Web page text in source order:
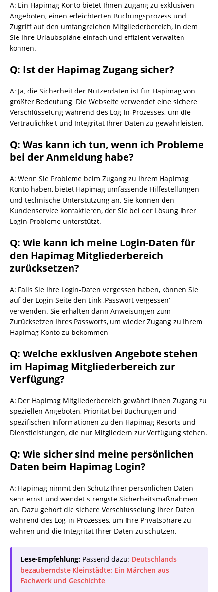
A: Ein Hapimag Konto bietet Ihnen Zugang zu exklusiven
Angeboten, einen erleichterten Buchungsprozess und
Zugriff auf den umfangreichen Mitgliederbereich, in dem
Sie Ihre Urlaubspläne einfach und effizient verwalten
können.
Q: Ist der Hapimag Zugang sicher?
A: Ja, die Sicherheit der Nutzerdaten ist für Hapimag von
größter Bedeutung. Die Webseite verwendet eine sichere
Verschlüsselung während des Log-in-Prozesses, um die
Vertraulichkeit und Integrität Ihrer Daten zu gewährleisten.
Q: Was kann ich tun, wenn ich Probleme
bei der Anmeldung habe?
A: Wenn Sie Probleme beim Zugang zu Ihrem Hapimag
Konto haben, bietet Hapimag umfassende Hilfestellungen
und technische Unterstützung an. Sie können den
Kundenservice kontaktieren, der Sie bei der Lösung Ihrer
Login-Probleme unterstützt.
Q: Wie kann ich meine Login-Daten für
den Hapimag Mitgliederbereich
zurücksetzen?
A: Falls Sie Ihre Login-Daten vergessen haben, können Sie
auf der Login-Seite den Link ‚Passwort vergessen‘
verwenden. Sie erhalten dann Anweisungen zum
Zurücksetzen Ihres Passworts, um wieder Zugang zu Ihrem
Hapimag Konto zu bekommen.
Q: Welche exklusiven Angebote stehen
im Hapimag Mitgliederbereich zur
Verfügung?
A: Der Hapimag Mitgliederbereich gewährt Ihnen Zugang zu
speziellen Angeboten, Priorität bei Buchungen und
spezifischen Informationen zu den Hapimag Resorts und
Dienstleistungen, die nur Mitgliedern zur Verfügung stehen.
Q: Wie sicher sind meine persönlichen
Daten beim Hapimag Login?
A: Hapimag nimmt den Schutz Ihrer persönlichen Daten
sehr ernst und wendet strengste Sicherheitsmaßnahmen
an. Dazu gehört die sichere Verschlüsselung Ihrer Daten
während des Log-in-Prozesses, um Ihre Privatsphäre zu
wahren und die Integrität Ihrer Daten zu schützen.
Lese-Empfehlung: Passend dazu: Deutschlands
bezauberndste Kleinstädte: Ein Märchen aus
Fachwerk und Geschichte